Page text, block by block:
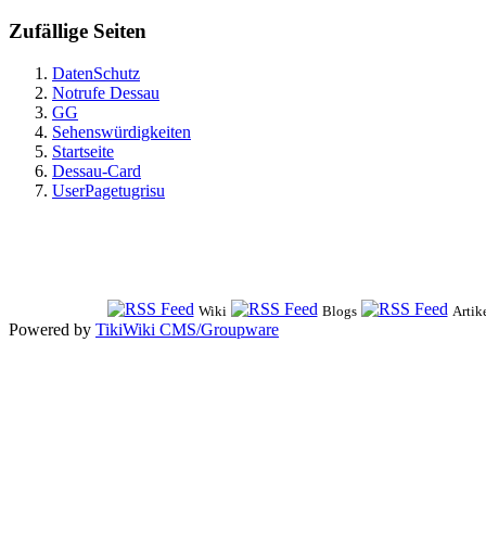
Zufällige Seiten
DatenSchutz
Notrufe Dessau
GG
Sehenswürdigkeiten
Startseite
Dessau-Card
UserPagetugrisu
Wiki Blogs
Powered by TikiWiki CMS/Groupware